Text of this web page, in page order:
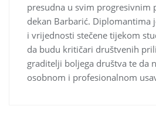
presudna u svim progresivnim
dekan Barbarić. Diplomantima
i vrijednosti stečene tijekom
da budu kritičari društvenih
graditelji boljega društva te da
osobnom i profesionalnom